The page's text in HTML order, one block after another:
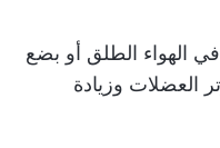
الهواء الطلق أو بضع
العضلات وزيادة